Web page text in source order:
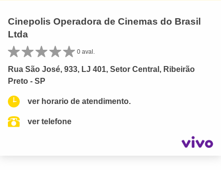
Cinepolis Operadora de Cinemas do Brasil
Ltda
0 aval.
Rua São José, 933, LJ 401, Setor Central, Ribeirão
Preto - SP
ver horario de atendimento.
ver telefone